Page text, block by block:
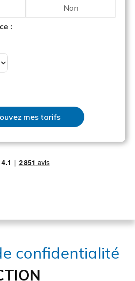
:
Non
confidentialité